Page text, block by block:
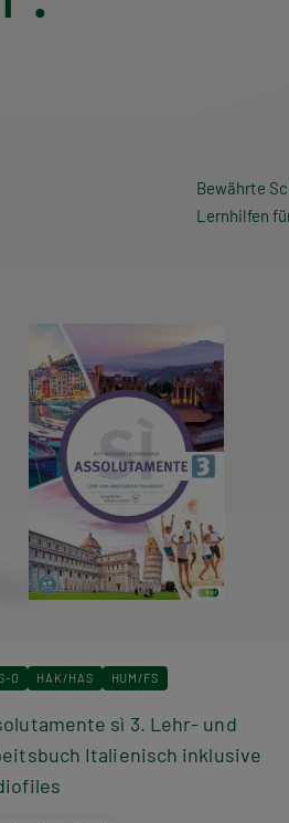
Bewährte
Lernhilfen
O HAK/HAS HUM/FS
sì 3. Lehr- und
Italienisch inklusive